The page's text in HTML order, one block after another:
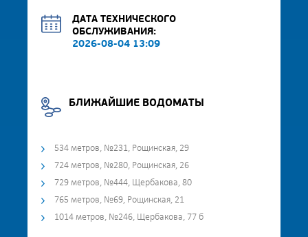
ДАТА ТЕХНИЧЕСКОГО
ОБСЛУЖИВАНИЯ:
2026-08-04 13:09
БЛИЖАЙШИЕ ВОДОМАТЫ
534 метров, №231, Рощинская, 29
724 метров, №280, Рощинская, 26
729 метров, №444, Щербакова, 80
765 метров, №69, Рощинская, 21
1014 метров, №246, Щербакова, 77 б